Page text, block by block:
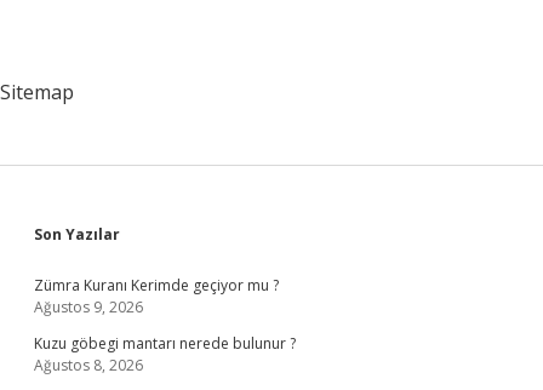
Mi
Sitemap
Sidebar
Son Yazılar
Zümra Kuranı Kerimde geçiyor mu ?
Ağustos 9, 2026
Kuzu göbegi mantarı nerede bulunur ?
Ağustos 8, 2026